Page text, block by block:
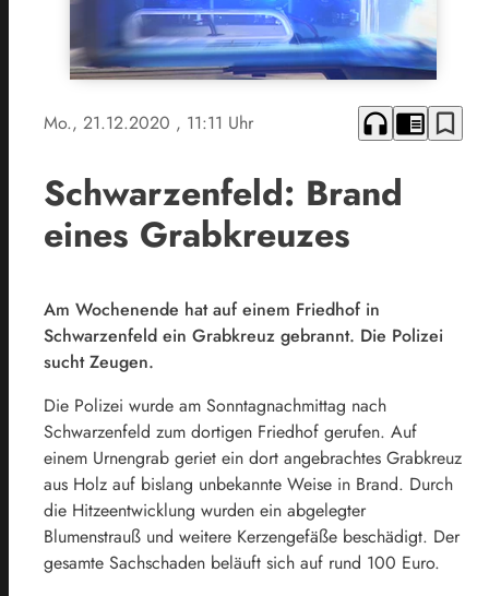
Mo., 21.12.2020 , 11:11 Uhr headphones chrome_reader_mode bookmark_border
Schwarzenfeld: Brand
eines Grabkreuzes
Am Wochenende hat auf einem Friedhof in
Schwarzenfeld ein Grabkreuz gebrannt. Die Polizei
sucht Zeugen.
Die Polizei wurde am Sonntagnachmittag nach
Schwarzenfeld zum dortigen Friedhof gerufen. Auf
einem Urnengrab geriet ein dort angebrachtes Grabkreuz
aus Holz auf bislang unbekannte Weise in Brand. Durch
die Hitzeentwicklung wurden ein abgelegter
Blumenstrauß und weitere Kerzengefäße beschädigt. Der
gesamte Sachschaden beläuft sich auf rund 100 Euro.